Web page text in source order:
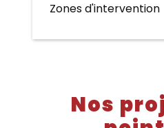
Zones d'intervention
Nos